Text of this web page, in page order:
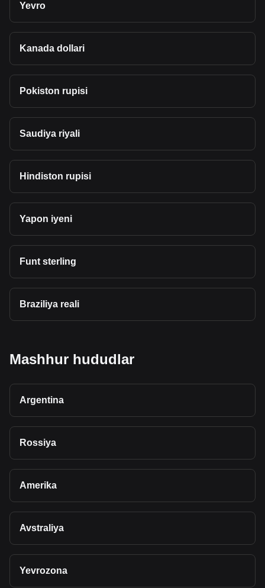
Yevro
Kanada dollari
Pokiston rupisi
Saudiya riyali
Hindiston rupisi
Yapon iyeni
Funt sterling
Braziliya reali
Mashhur hududlar
Argentina
Rossiya
Amerika
Avstraliya
Yevrozona